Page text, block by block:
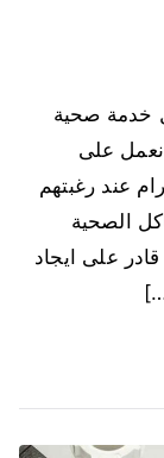
خدمة صحية
نعمل على
عند رغبتهم
الصحية
على ايجاد